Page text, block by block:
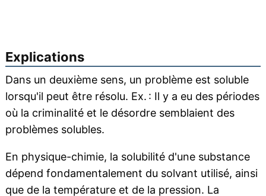
Explications
Dans un deuxième sens, un problème est soluble
lorsqu'il peut être résolu. Ex. : Il y a eu des périodes
où la criminalité et le désordre semblaient des
problèmes solubles.
En physique-chimie, la solubilité d'une substance
dépend fondamentalement du solvant utilisé, ainsi
que de la température et de la pression. La